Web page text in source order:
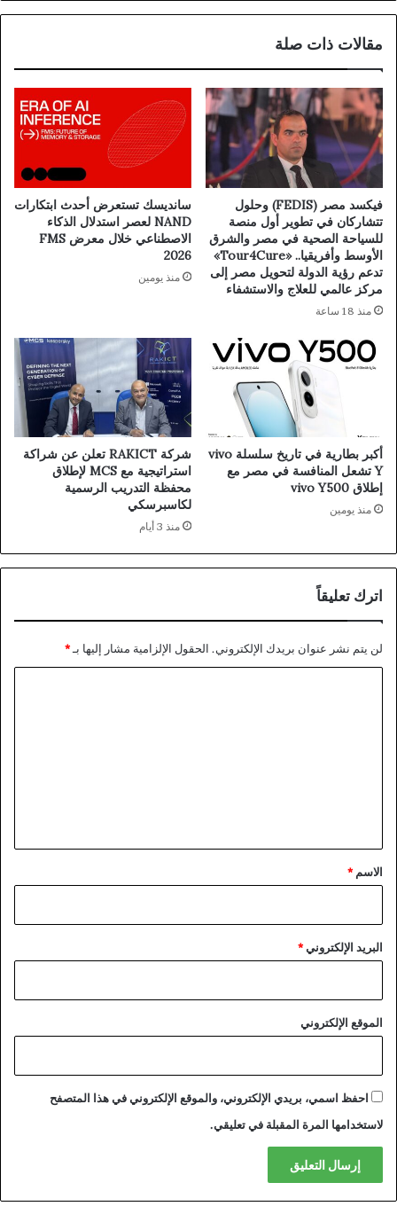
مقالات ذات صلة
فيكسد مصر (FEDIS) وحلول
تتشاركان في تطوير أول منصة
للسياحة الصحية في مصر والشرق
الأوسط وأفريقيا.. «Tour4Cure»
تدعم رؤية الدولة لتحويل مصر إلى
مركز عالمي للعلاج والاستشفاء
منذ 18 ساعة
سانديسك تستعرض أحدث ابتكارات
NAND لعصر استدلال الذكاء
الاصطناعي خلال معرض FMS
2026
منذ يومين
أكبر بطارية في تاريخ سلسلة vivo
Y تشعل المنافسة في مصر مع
إطلاق vivo Y500
منذ يومين
شركة RAKICT تعلن عن شراكة
استراتيجية مع MCS لإطلاق
محفظة التدريب الرسمية
لكاسبرسكي
منذ 3 أيام
اترك تعليقاً
لن يتم نشر عنوان بريدك الإلكتروني. الحقول الإلزامية مشار إليها بـ*
*
الاسم *
البريد الإلكتروني*
الموقع الإلكتروني
احفظ اسمي، بريدي الإلكتروني، والموقع الإلكتروني في هذا المتصفح
لاستخدامها المرة المقبلة في تعليقي.